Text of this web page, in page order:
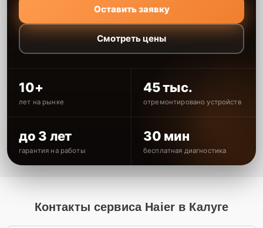
Оставить заявку
Смотреть цены
10+
лет на рынке
45 тыс.
отремонтировано устройств
до 3 лет
гарантия на работы
30 мин
бесплатная диагностика
Контакты сервиса Haier в Калуге